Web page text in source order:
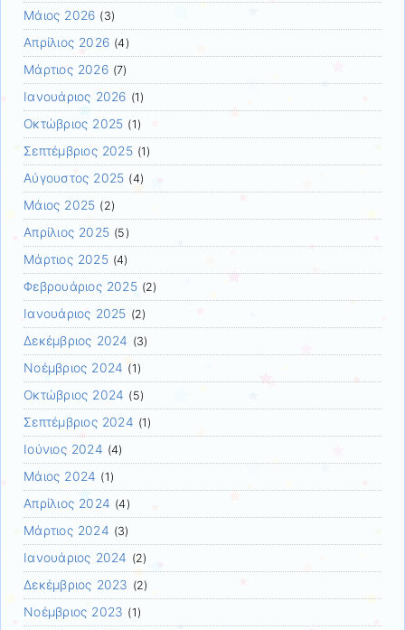
Μάιος 2026 (3)
Απρίλιος 2026 (4)
Μάρτιος 2026(7)
Ιανουάριος 2026 (1)
Οκτώβριος 2025 (1)
Σεπτέμβριος 2025(1)
Αύγουστος 2025 (4)
Μάιος 2025 (2)
Απρίλιος 2025 (5)
Μάρτιος 2025(4)
Φεβρουάριος 2025(2)
Ιανουάριος 2025 (2)
Δεκέμβριος 2024 (3)
Νοέμβριος 2024 (1)
Οκτώβριος 2024 (5)
Σεπτέμβριος 2024 (1)
Ιούνιος 2024 (4)
Μάιος 2024 (1)
Απρίλιος 2024 (4)
Μάρτιος 2024 (3)
Ιανουάριος 2024 (2)
Δεκέμβριος 2023 (2)
Νοέμβριος 2023 (1)